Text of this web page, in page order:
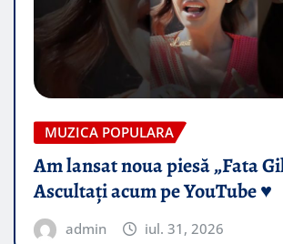
MUZICA POPULARA
Am lansat noua piesă „Fata
Ascultați acum pe YouTube ♥️
admin iul. 31, 2026